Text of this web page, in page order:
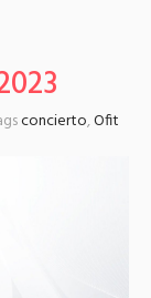
concierto,Ofit